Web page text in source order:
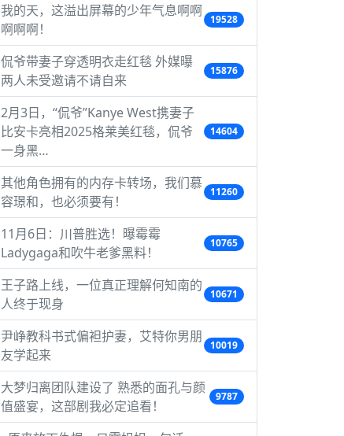
我的天，这溢出屏幕的少年气息啊啊
啊啊啊！
19528
侃爷带妻子穿透明衣走红毯 外媒曝
两人未受邀请不请自来
15876
2月3日，“侃爷”Kanye West携妻子
比安卡亮相2025格莱美红毯，侃爷
一身黑…
14604
其他角色拥有的内存卡转场，我们慕
容璟和，也必须要有！
11260
11月6日：川普胜选！曝霉霉
Ladygaga和吹牛老爹黑料！
10765
王子路上线，一位真正理解何知南的
人终于现身
10671
尹峥教科书式偏袒护妻，艾特你男朋
友学起来
10019
大梦归离团队建设了 熟悉的面孔与颜
值盛宴，这部剧我必定追看！
9787